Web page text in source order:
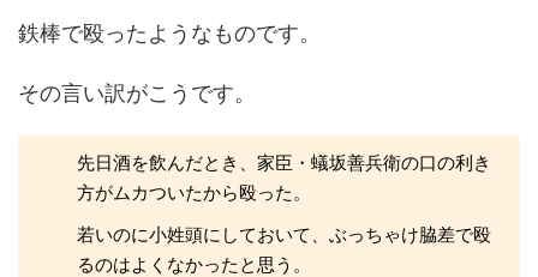
鉄棒で殴ったようなものです。
その言い訳がこうです。
先日酒を飲んだとき、家臣・蟻坂善兵衛の口の利き
方がムカついたから殴った。
若いのに小姓頭にしておいて、ぶっちゃけ脇差で殴
るのはよくなかったと思う。